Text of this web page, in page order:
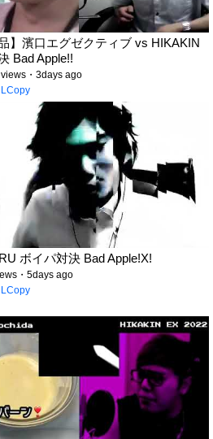
】濱口エグゼクティブ vs HIKAKIN
Bad Apple!!
・3days ago
ボイパ対決 Bad Apple!X!
・5days ago